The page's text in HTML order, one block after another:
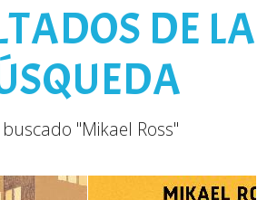
DE LA
"Mikael Ross"